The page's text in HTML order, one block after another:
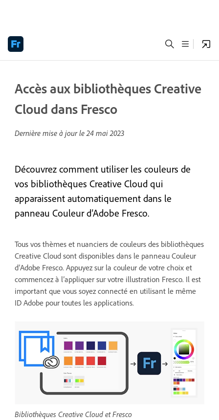
Accès aux bibliothèques Creative
Cloud dans Fresco
Dernière mise à jour le24 mai 2023
Découvrez comment utiliser les couleurs de
vos bibliothèques Creative Cloud qui
apparaissent automatiquement dans le
panneau Couleur d’Adobe Fresco.
Tous vos thèmes et nuanciers de couleurs des bibliothèques
Creative Cloud sont disponibles dans le panneau Couleur
d’Adobe Fresco. Appuyez sur la couleur de votre choix et
commencez à l’appliquer sur votre illustration Fresco. Il est
important que vous soyez connecté en utilisant le même
ID Adobe pour toutes les applications.
Bibliothèques Creative Cloud et Fresco